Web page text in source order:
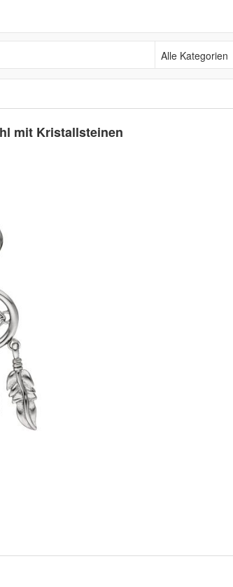
Alle Kategorien
mit Kristallsteinen